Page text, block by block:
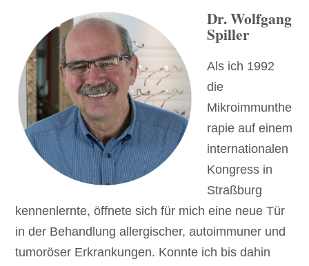
Dr. Wolfgang
Spiller
Als ich 1992
die
Mikroimmunthe
rapie auf einem
internationalen
Kongress in
Straßburg
kennenlernte, öffnete sich für mich eine neue Tür
in der Behandlung allergischer, autoimmuner und
tumoröser Erkrankungen. Konnte ich bis dahin